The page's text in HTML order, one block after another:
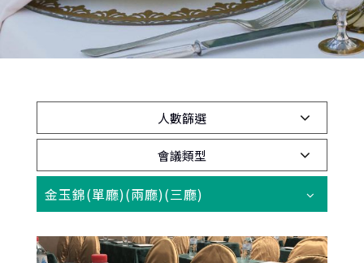
人數篩選
會議類型
金玉錦(單廳)(兩廳)(三廳)